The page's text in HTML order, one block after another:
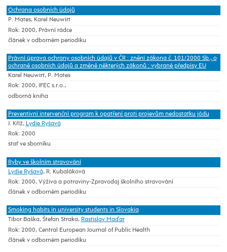
Ochrana osobních údajů
P. Mates, Karel Neuwirt
Rok: 2000, Právní rádce
článek v odborném periodiku
Právní úprava ochrany osobních údajů v ČR : znění zákona č. 101/2000 Sb., o
ochraně osobních údajů a změně některých zákonů : vybrané předpisy EU
Karel Neuwirt, P. Mates
Rok: 2000, IFEC s.r.o.,
odborná kniha
Preventivní intervenční program k opatření proti projevům nedostatku jódu
J. Kříž, Lydie Ryšavá
Rok: 2000
stať ve sborníku
Ryby ve školním stravování
Lydie Ryšavá, R. Kubaláková
Rok: 2000, Výživa a potraviny-Zpravodaj školního stravování
článek v odborném periodiku
Smoking habits in university students in Slovakia
Tibor Baška, Štefan Straka, Rastislav Maďar
Rok: 2000, Central European Journal of Public Health
článek v odborném periodiku